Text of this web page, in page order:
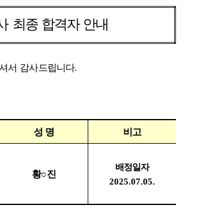
최종 합격자 안내
서 감사드립니다.
성 명 비고
황○진
배정일자
2025.07.05.